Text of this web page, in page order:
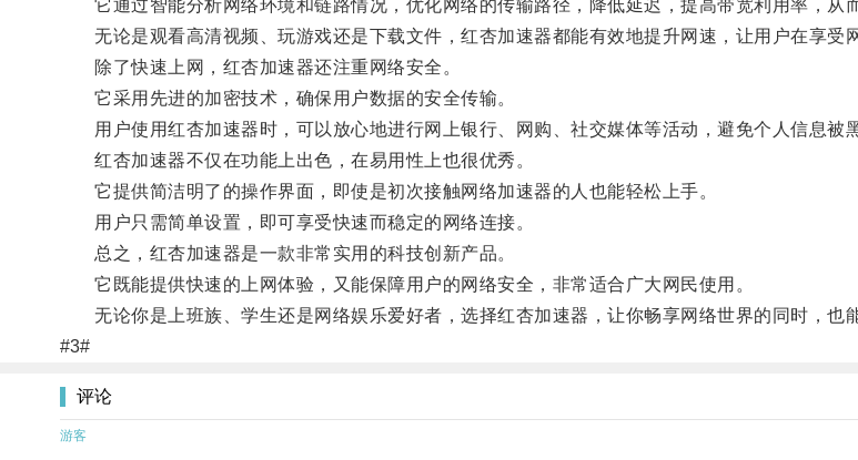
它通过智能分析网络环境和链路情况，优化网络的传输路径，降低延迟，提高带宽利用率，从
无论是观看高清视频、玩游戏还是下载文件，红杏加速器都能有效地提升网速，让用户在享受
除了快速上网，红杏加速器还注重网络安全。
它采用先进的加密技术，确保用户数据的安全传输。
用户使用红杏加速器时，可以放心地进行网上银行、网购、社交媒体等活动，避免个人信息被
红杏加速器不仅在功能上出色，在易用性上也很优秀。
它提供简洁明了的操作界面，即使是初次接触网络加速器的人也能轻松上手。
用户只需简单设置，即可享受快速而稳定的网络连接。
总之，红杏加速器是一款非常实用的科技创新产品。
它既能提供快速的上网体验，又能保障用户的网络安全，非常适合广大网民使用。
无论你是上班族、学生还是网络娱乐爱好者，选择红杏加速器，让你畅享网络世界的同时，也
#3#
评论
游客